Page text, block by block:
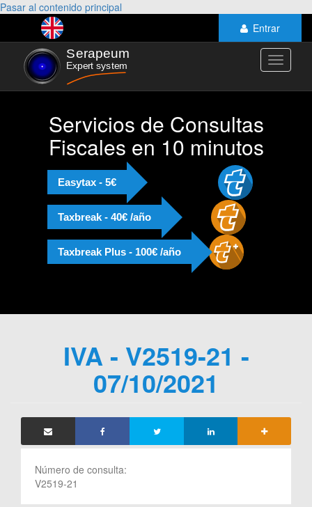
Pasar al contenido principal
Entrar
Toggle
Servicios de Consultas
Fiscales en 10 minutos
Easytax - 5€
Taxbreak - 40€ /año
Taxbreak Plus - 100€ /año
IVA - V2519-21 -
07/10/2021
Número de consulta:
V2519-21